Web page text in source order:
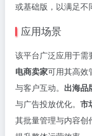
或基础版，以满足不
应用场景
该平台广泛应用于需
电商卖家可用其高效
与客户互动。 出海品
与广告投放优化。 市
其批量管理与内容创